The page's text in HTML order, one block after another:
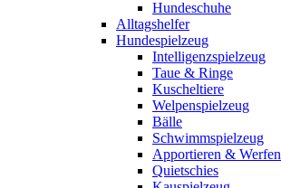
Hundeschuhe
Alltagshelfer
Hundespielzeug
Intelligenzspielzeug
Taue & Ringe
Kuscheltiere
Welpenspielzeug
Bälle
Schwimmspielzeug
Apportieren & Werfen
Quietschies